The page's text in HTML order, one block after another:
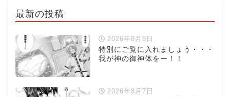
最新の投稿
2026年8月8日
特別にご覧に入れましょう・・・
我が神の御神体をー！！
2026年8月7日